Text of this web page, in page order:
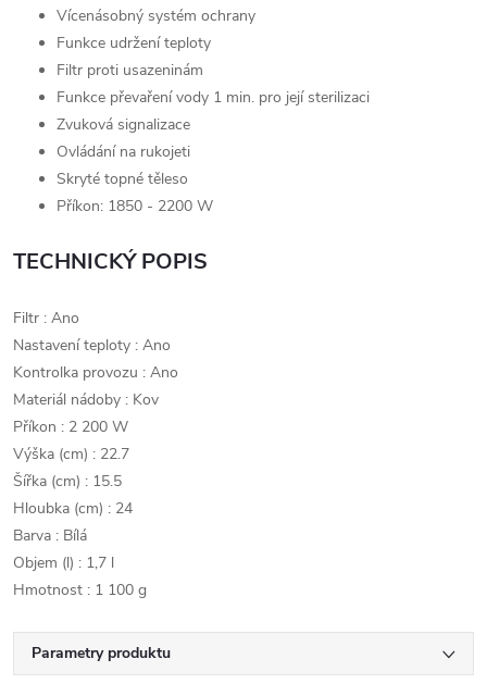
Vícenásobný systém ochrany
Funkce udržení teploty
Filtr proti usazeninám
Funkce převaření vody 1 min. pro její sterilizaci
Zvuková signalizace
Ovládání na rukojeti
Skryté topné těleso
Příkon: 1850 - 2200 W
TECHNICKÝ POPIS
Filtr : Ano
Nastavení teploty : Ano
Kontrolka provozu : Ano
Materiál nádoby : Kov
Příkon : 2 200 W
Výška (cm) : 22.7
Šířka (cm) : 15.5
Hloubka (cm) : 24
Barva : Bílá
Objem (l) : 1,7 l
Hmotnost : 1 100 g
Parametry produktu